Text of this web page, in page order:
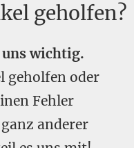
geholfen?
wichtig.
geholfen oder
Fehler
anderer